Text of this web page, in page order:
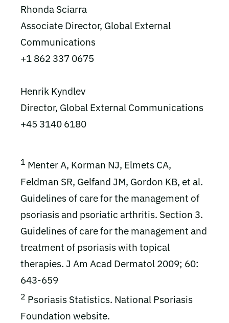
Rhonda Sciarra
Associate Director, Global External
Communications
+1 862 337 0675
Henrik Kyndlev
Director, Global External Communications
+45 3140 6180
1 Menter A, Korman NJ, Elmets CA,
Feldman SR, Gelfand JM, Gordon KB, et al.
Guidelines of care for the management of
psoriasis and psoriatic arthritis. Section 3.
Guidelines of care for the management and
treatment of psoriasis with topical
therapies. J Am Acad Dermatol 2009; 60:
643-659
2 Psoriasis Statistics. National Psoriasis
Foundation website.